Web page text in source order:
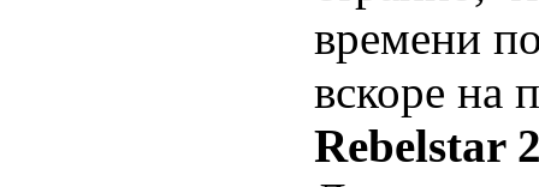
времени
вскоре на
Rebelstar